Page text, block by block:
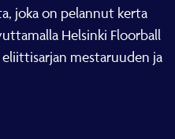
joka on pelannut kerta
Helsinki Floorball
mestaruuden ja